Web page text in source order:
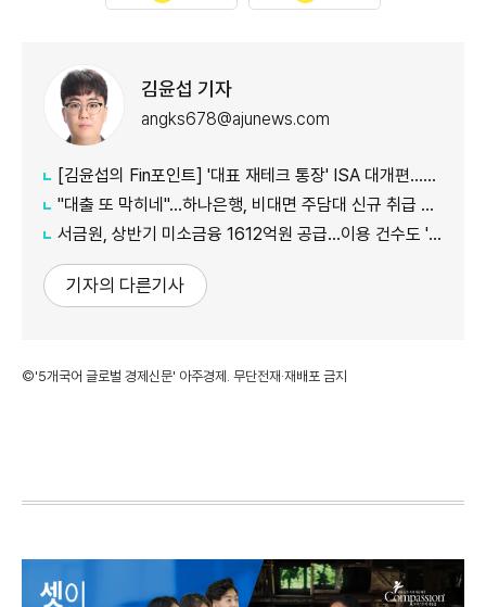
김윤섭 기자
angks678@ajunews.com
[김윤섭의 Fin포인트] '대표 재테크 통장' ISA 대개편…나에게 맞는 전략은?
"대출 또 막히네"…하나은행, 비대면 주담대 신규 취급 중단
서금원, 상반기 미소금융 1612억원 공급…이용 건수도 '역대 최대'
기자의 다른기사
©'5개국어 글로벌 경제신문' 아주경제. 무단전재·재배포 금지